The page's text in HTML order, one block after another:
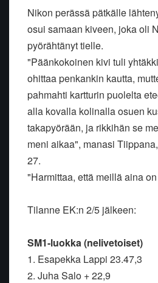
Nikon perässä pätkälle
osui samaan kiveen, joka oli
pyörähtänyt tielle.
"Päänkokoinen kivi tuli
ohittaa penkankin kautta,
pahmahti kartturin puolelta
alla kovalla kolinalla osuen
takapyörään, ja rikkihän se
meni aikaa", manasi
27.
"Harmittaa, että meillä aina
Tilanne EK:n 2/5 jälkeen:
SM1-luokka (nelivetoiset)
1. Esapekka Lappi 23.47,3
2. Juha Salo + 22,9